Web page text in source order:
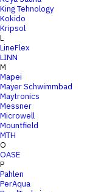
King Tehnology
Kokido
Kripsol
L
LineFlex
LINN
M
Mapei
Mayer Schwimmbad
Maytronics
Messner
Microwell
Mountfield
MTH
O
OASE
P
Pahlen
PerAqua